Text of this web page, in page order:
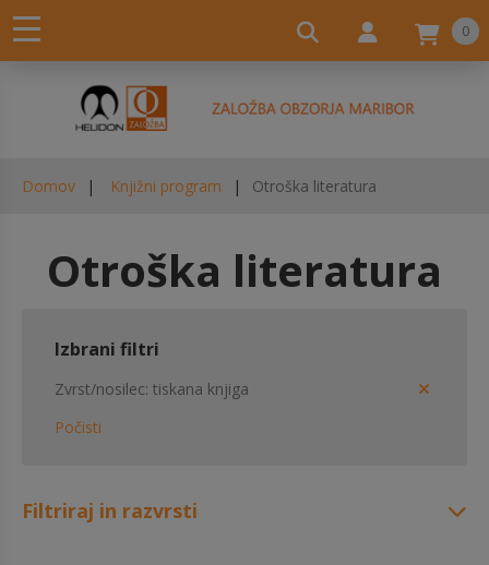
0
Domov Knjižni program Otroška literatura
Otroška literatura
Izbrani filtri
Zvrst/nosilec tiskana knjiga
Počisti
Filtriraj in razvrsti